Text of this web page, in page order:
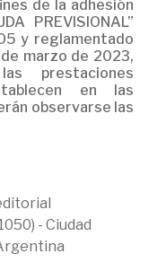
de la adhesión
PREVISIONAL”
y reglamentado
marzo de 2023,
prestaciones
en las
observarse las
- Ciudad